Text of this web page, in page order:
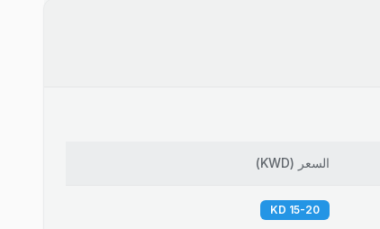
السعر (
KWD
)
15-20 KD